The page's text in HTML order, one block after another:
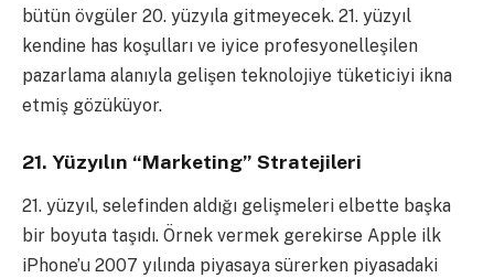
bütün övgüler 20. yüzyıla gitmeyecek. 21. yüzyıl
kendine has koşulları ve iyice profesyonelleşilen
pazarlama alanıyla gelişen teknolojiye tüketiciyi ikna
etmiş gözüküyor.
21. Yüzyılın “Marketing” Stratejileri
21. yüzyıl, selefinden aldığı gelişmeleri elbette başka
bir boyuta taşıdı. Örnek vermek gerekirse Apple ilk
iPhone’u 2007 yılında piyasaya sürerken piyasadaki